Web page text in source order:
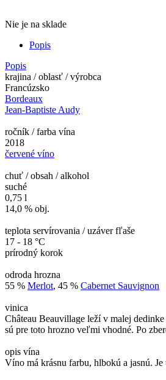
Nie je na sklade
Popis
Popis
krajina / oblasť / výrobca
Francúzsko
Bordeaux
Jean-Baptiste Audy
ročník / farba vína
2018
červené víno
chuť / obsah / alkohol
suché
0,75 l
14,0 % obj.
teplota servírovania / uzáver fľaše
17 - 18 °C
prírodný korok
odroda hrozna
55 % Merlot, 45 % Cabernet Sauvignon
vinica
Château Beauvillage leží v malej
sú pre toto hrozno veľmi vhodné. Po
opis vína
Víno má krásnu farbu, hlbokú a jasnú.